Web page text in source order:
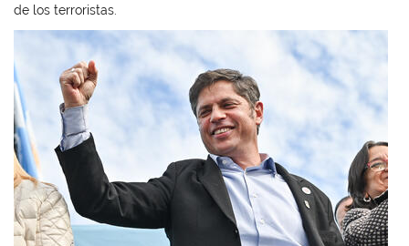
de los terroristas.
Imagen